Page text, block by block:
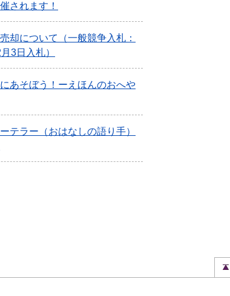
されます！
却について（一般競争入札：
3日入札）
あそぼう！ーえほんのおへや
テラー（おはなしの語り手）